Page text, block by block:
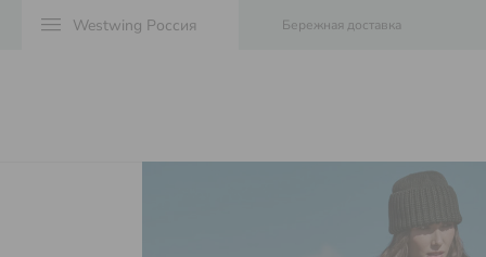
menu Бережная доставка